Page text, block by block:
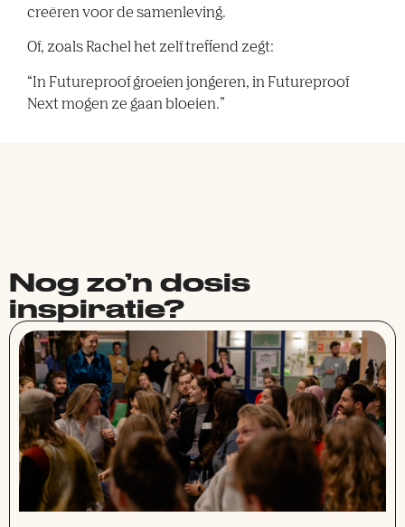
creëren voor de samenleving.
Of, zoals Rachel het zelf treffend zegt:
“In Futureproof groeien jongeren, in Futureproof
Next mogen ze gaan bloeien.”
Nog zo’n dosis
inspiratie?